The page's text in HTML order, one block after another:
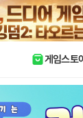
게임스토